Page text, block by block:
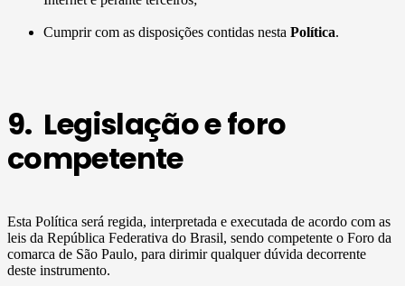
Cumprir com as disposições contidas nesta Política.
9. Legislação e foro
competente
Esta Política será regida, interpretada e executada de acordo com as
leis da República Federativa do Brasil, sendo competente o Foro da
comarca de São Paulo, para dirimir qualquer dúvida decorrente
deste instrumento.